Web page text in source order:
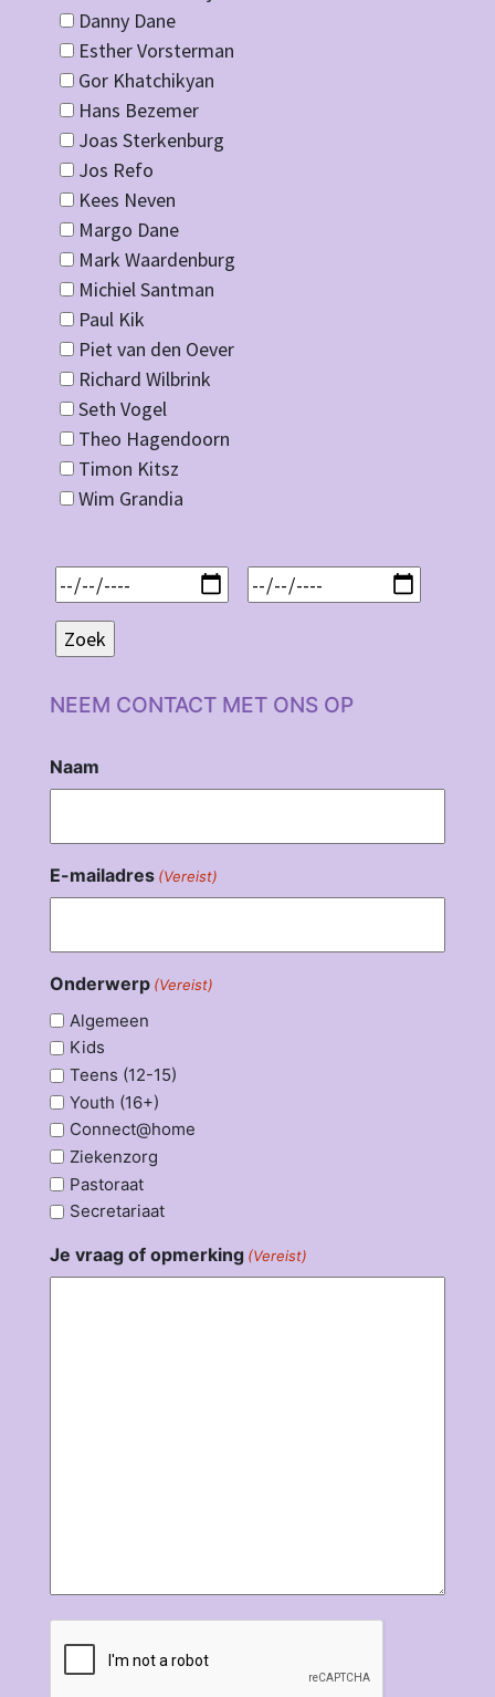
Danny Dane
Esther Vorsterman
Gor Khatchikyan
Hans Bezemer
Joas Sterkenburg
Jos Refo
Kees Neven
Margo Dane
Mark Waardenburg
Michiel Santman
Paul Kik
Piet van den Oever
Richard Wilbrink
Seth Vogel
Theo Hagendoorn
Timon Kitsz
Wim Grandia
NEEM CONTACT MET ONS OP
Naam
E-mailadres (Vereist)
Onderwerp (Vereist)
Algemeen
Kids
Teens (12-15)
Youth (16+)
Connect@home
Ziekenzorg
Pastoraat
Secretariaat
Je vraag of opmerking (Vereist)